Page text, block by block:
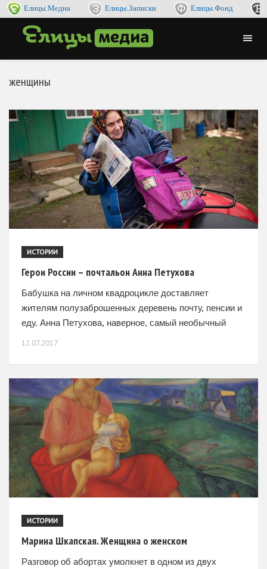
Елицы.Медиа Елицы.Записки Елицы.Фонд
женщины
ИСТОРИИ
Герои России – почтальон Анна Петухова
Бабушка на личном квадроцикле доставляет
жителям полузаброшенных деревень почту, пенсии и
еду. Анна Петухова, наверное, самый необычный
простирается
12.07.2017
ИСТОРИИ
Марина Шкапская. Женщина о женском
Разговор об абортах умолкнет в одном из двух